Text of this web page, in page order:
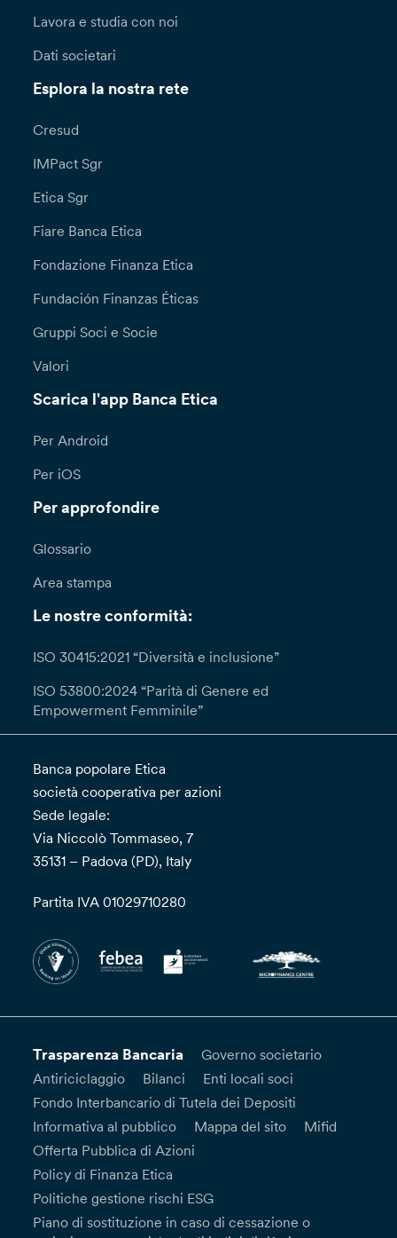
Lavora e studia con noi
Dati societari
Esplora la nostra rete
Cresud
IMPact Sgr
Etica Sgr
Fiare Banca Etica
Fondazione Finanza Etica
Fundación Finanzas Éticas
Gruppi Soci e Socie
Valori
Scarica l'app Banca Etica
Per Android
Per iOS
Per approfondire
Glossario
Area stampa
Le nostre conformità:
ISO 30415:2021 “Diversità e inclusione”
ISO 53800:2024 “Parità di Genere ed
Empowerment Femminile”
Banca popolare Etica
società cooperativa per azioni
Sede legale:
Via Niccolò Tommaseo, 7
35131 – Padova (PD), Italy
Partita IVA 01029710280
Trasparenza Bancaria
Governo societario
Antiriciclaggio
Bilanci
Enti locali soci
Fondo Interbancario di Tutela dei Depositi
Informativa al pubblico
Mappa del sito
Mifid
Offerta Pubblica di Azioni
Policy di Finanza Etica
Politiche gestione rischi ESG
Piano di sostituzione in caso di cessazione o